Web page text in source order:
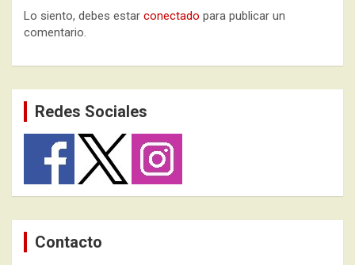
Lo siento, debes estar conectado para publicar un
comentario.
Redes Sociales
Contacto